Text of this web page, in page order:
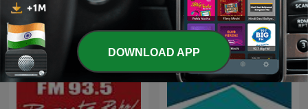
DOWNLOAD APP